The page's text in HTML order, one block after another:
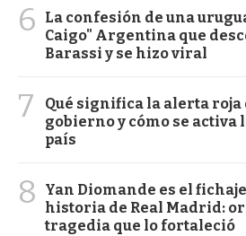
6
La confesión de una
Caigo" Argentina que
Barassi y se hizo viral
7
Qué significa la alerta roja
gobierno y cómo se activa
país
8
Yan Diomande es el
historia de Real Madrid:
tragedia que lo fortaleció